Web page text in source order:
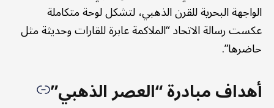
الواجهة البحرية للقرن الذهبي، لتشكل لوحة متكاملة
عكست رسالة الاتحاد “الملاكمة عابرة للقارات وحديثة مثل
حاضرها”.
أهداف مبادرة “العصر الذهبي”